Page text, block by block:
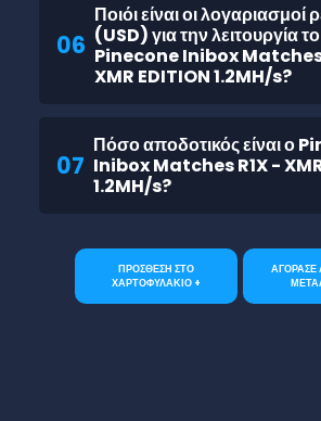
06
Ποιόι είναι οι λογαριασμοί
(USD) για την λειτουργία
Pinecone Inibox Matches
XMR EDITION 1.2MH/s?
07
Πόσο αποδοτικός είναι ο
Inibox Matches R1X -
1.2MH/s?
ΠΡΟΣΘΕΣΗ ΣΤΟ
ΧΑΡΤΟΦΥΛΑΚΙΟ +
ΑΓΟΡΑΣΕ